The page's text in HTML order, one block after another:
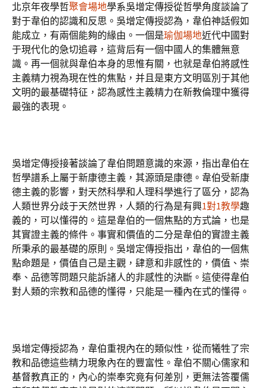
北京年夜學哲聚會場地學系吳增定傳授從哲學角度談論了
對于韋伯的認識和反思。吳增定傳授認為，韋伯神話假如
能成立，有兩個能夠的緣由。一個是瑜伽場地近代中國對
于現代化的急切追尋，這背后有一個中國人的集體無意
識。再一個就與韋伯本身的思惟有關，也就是韋伯將感性
主義精力視為現在性的焦點，并且是東方文明區別于其他
文明的最基礎特征，認為感性主義精力在新教倫理中獲得
最強的表現。
吳增定傳授接著談論了韋伯問題意識的來源，指出韋伯在
哲學譜系上屬于新康德主義，其源頭是康德。韋伯受新康
德主義的影響，對天然科學和人理科學進行了區分，認為
人類世界分歧于天然世界，人類的行為是有興1對1教學趣
義的，可以懂得的。這是韋伯的一個焦點的方式論，也是
其實證主義的條件。事實和價值的二分是韋伯的實證主義
所秉承的最基礎的原則。吳增定傳授指出，韋伯的一個焦
點命題是，價值自己是主觀，肆意和非感性的，價值、崇
奉、品德等問題只能訴諸人的非感性的決斷。這使得韋伯
對人類的宗教和品德的懂得，只能是一種內在式的懂得。
吳增定傳授認為，韋伯重視內在的類似性，從而犧牲了宗
教和品德這些精力現象內在的豐富性。韋伯不關心儒家和
基督教真正的，內心的崇奉究竟有何差別，更無法答覆儒